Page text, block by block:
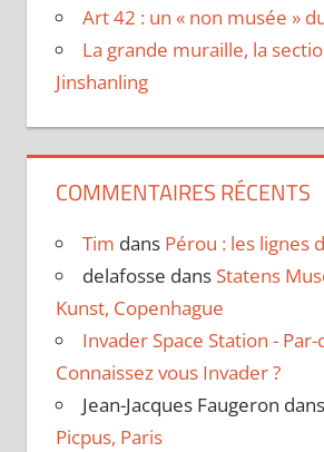
Art 42 : un « non musée »
La grande muraille, la
Jinshanling
COMMENTAIRES RÉCENTS
Tim dans Pérou : les lignes
delafosse dans Statens
Kunst, Copenhague
Invader Space Station - Par-
Connaissez vous Invader ?
Jean-Jacques Faugeron dans
Picpus, Paris